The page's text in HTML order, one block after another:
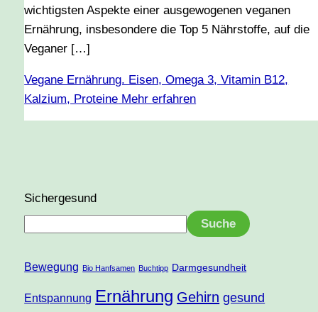
wichtigsten Aspekte einer ausgewogenen veganen
Ernährung, insbesondere die Top 5 Nährstoffe, auf die
Veganer […]
Vegane Ernährung. Eisen, Omega 3, Vitamin B12,
Kalzium, Proteine Mehr erfahren
Sichergesund
Suche
Bewegung Bio Hanfsamen Buchtipp Darmgesundheit
Entspannung Ernährung Gehirn gesund